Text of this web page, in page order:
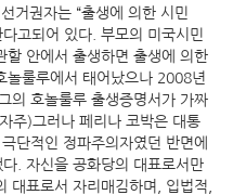
거권자는 “출생에 의한 시민
고되어 있다. 부모의 미국시민
할 안에서 출생하면 출생에 의한
놀룰루에서 태어났으나 2008년
의 호놀룰루 출생증명서가 가짜
주)그러나 페리나 코박은 대통
단적인 정파주의자였던 반면에
. 자신을 공화당의 대표로서만
대표로서 자리매김하며, 입법적,